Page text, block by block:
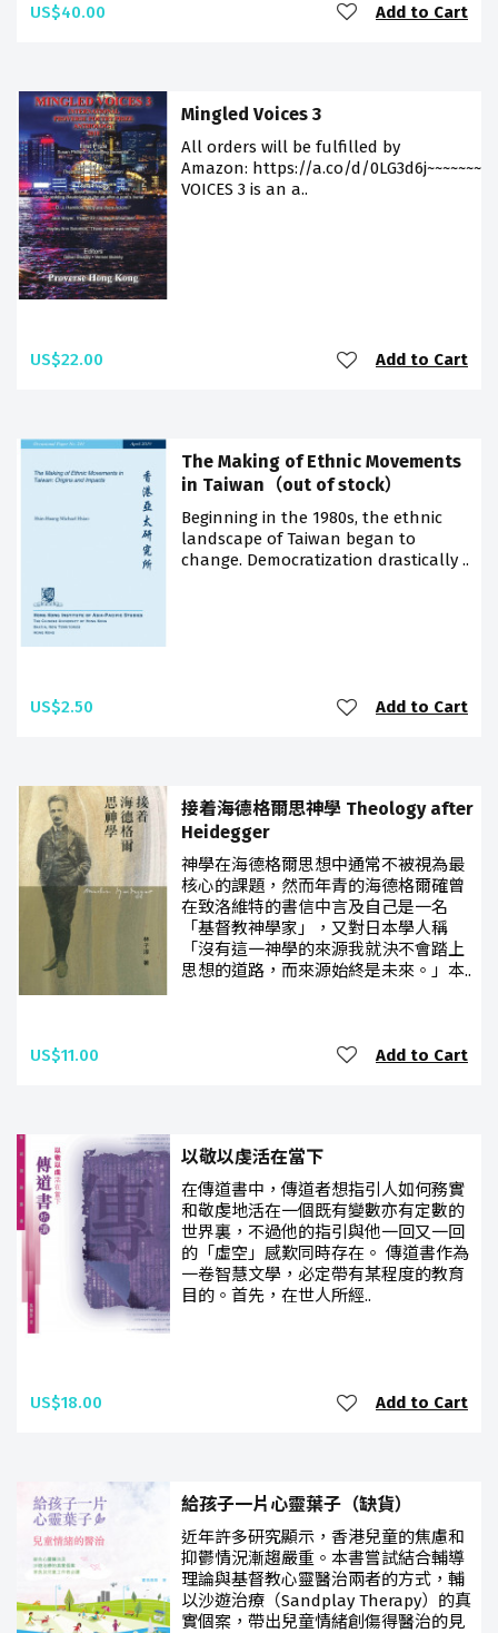
US$40.00 Add to Cart
Mingled Voices 3
All orders will be fulfilled by
Amazon: https://a.co/d/
VOICES 3 is an a..
US$22.00 Add to Cart
The Making of Ethnic Movements
in Taiwan（out of stock）
Beginning in the 1980s, the ethnic
landscape of Taiwan began to
change. Democratization drastically ..
US$2.50 Add to Cart
接着海德格爾思神學 Theology after
Heidegger
神學在海德格爾思想中通常不被視為最
核心的課題，然而年青的海德格爾確曾
在致洛維特的書信中言及自己是一名
「基督教神學家」，又對日本學人稱
「沒有這一神學的來源我就決不會踏上
思想的道路，而來源始終是未來。」本..
US$11.00 Add to Cart
以敬以虔活在當下
在傳道書中，傳道者想指引人如何務實
和敬虔地活在一個既有變數亦有定數的
世界裏，不過他的指引與他一回又一回
的「虛空」感歎同時存在。 傳道書作為
一卷智慧文學，必定帶有某程度的教育
目的。首先，在世人所經..
US$18.00 Add to Cart
給孩子一片心靈葉子（缺貨）
近年許多研究顯示，香港兒童的焦慮和
抑鬱情況漸趨嚴重。本書嘗試結合輔導
理論與基督教心靈醫治兩者的方式，輔
以沙遊治療（Sandplay Therapy）的真
實個案，帶出兒童情緒創傷得醫治的見